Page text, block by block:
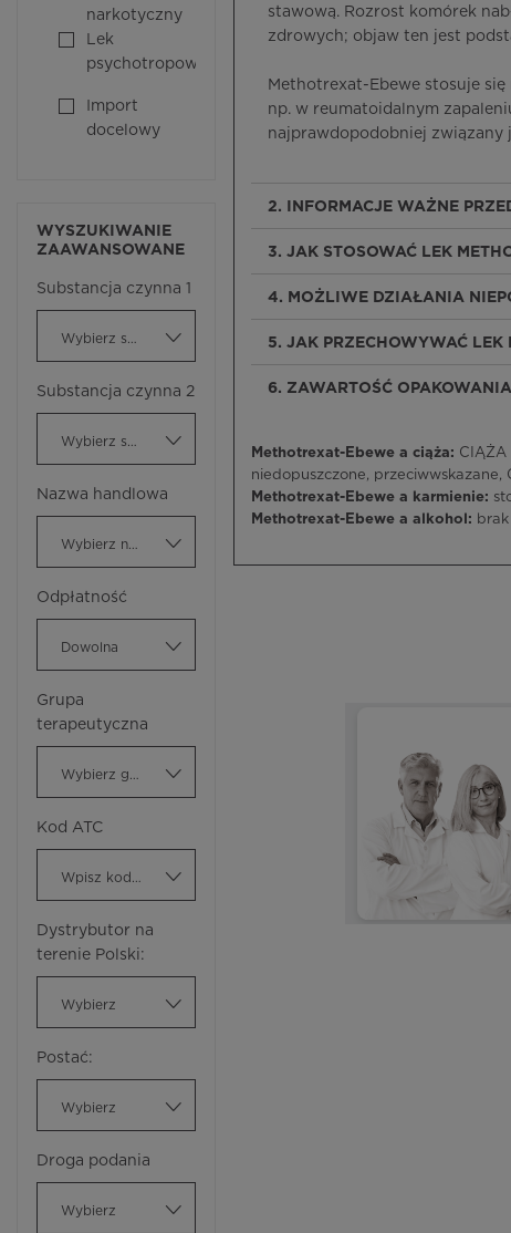
narkotyczny
Lek
psychotropowy
Import
docelowy
WYSZUKIWANIE
ZAAWANSOWANE
Substancja czynna 1
Substancja czynna 2
Nazwa handlowa
Odpłatność
Dowolna
Grupa
terapeutyczna
Kod ATC
Dystrybutor na
terenie Polski:
Wybierz
Postać:
Wybierz
Droga podania
Wybierz
stawową. Rozrost komórek
zdrowych; objaw ten jest
Methotrexat-Ebewe stosuje
np. w reumatoidalnym
najprawdopodobniej związany
2. INFORMACJE WAŻNE
3. JAK STOSOWAĆ LEK
4. MOŻLIWE DZIAŁANIA
5. JAK PRZECHOWYWAĆ LEK
6. ZAWARTOŚĆ
Methotrexat-Ebewe a ciąża: CIĄŻA
niedopuszczone, przeciwwskazane,
Methotrexat-Ebewe a karmienie:
Methotrexat-Ebewe a alkohol: